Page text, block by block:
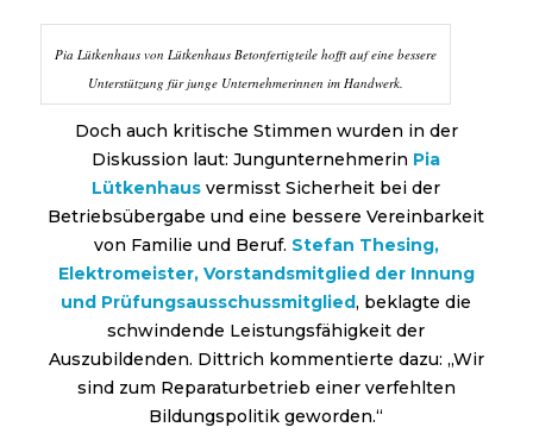
Pia Lütkenhaus von Lütkenhaus Betonfertigteile hofft auf eine bessere
Unterstützung für junge Unternehmerinnen im Handwerk.
Doch auch kritische Stimmen wurden in der
Diskussion laut: Jungunternehmerin Pia
Lütkenhaus vermisst Sicherheit bei der
Betriebsübergabe und eine bessere Vereinbarkeit
von Familie und Beruf. Stefan Thesing,
Elektromeister, Vorstandsmitglied der Innung
und Prüfungsausschussmitglied, beklagte die
schwindende Leistungsfähigkeit der
Auszubildenden. Dittrich kommentierte dazu: „Wir
sind zum Reparaturbetrieb einer verfehlten
Bildungspolitik geworden.“